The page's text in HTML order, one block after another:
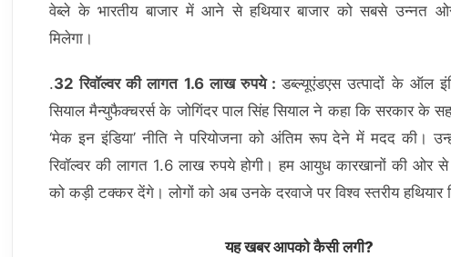
वेब्ले के भारतीय बाजार में आने से हथियार बाजार को सबसे उन्नत
मिलेगा।
.32 रिवॉल्वर की लागत 1.6 लाख रुपये :डब्ल्यूएंडएस उत्पादों के ऑल
सियाल मैन्युफैक्चरर्स के जोगिंदर पाल सिंह सियाल ने कहा कि सरकार के
‘मेक इन इंडिया’ नीति ने परियोजना को अंतिम रूप देने में मदद की।
रिवॉल्वर की लागत 1.6 लाख रुपये होगी। हम आयुध कारखानों की ओर से
को कड़ी टक्कर देंगे। लोगों को अब उनके दरवाजे पर विश्व स्तरीय हथियार
यह खबर आपको कैसी लगी?